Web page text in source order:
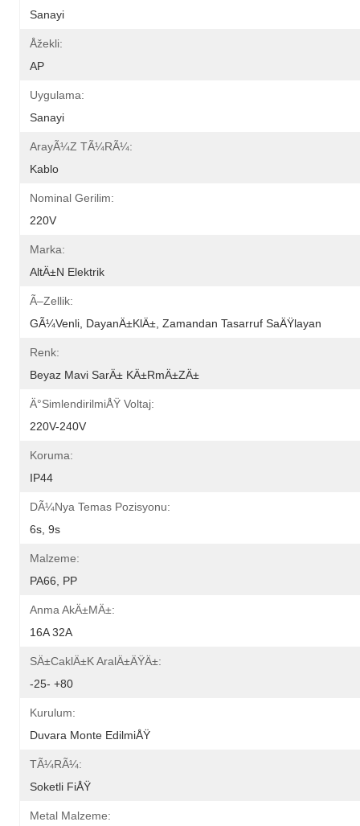
Sanayi
Åžekli:
AP
Uygulama:
Sanayi
ArayÃ¼z TÃ¼rÃ¼:
Kablo
Nominal Gerilim:
220V
Marka:
AltÄ±n Elektrik
Ã–Zellik:
GÃ¼venli, DayanÄ±klÄ±, Zamandan Tasarruf SaÄŸlayan
Renk:
Beyaz Mavi SarÄ± KÄ±rmÄ±zÄ±
Ä°simlendirilmiÅŸ Voltaj:
220V-240V
Koruma:
IP44
DÃ¼nya Temas Pozisyonu:
6s, 9s
Malzeme:
PA66, PP
Anma AkÄ±mÄ±:
16A 32A
SÄ±caklÄ±k AralÄ±ÄŸÄ±:
-25- +80
Kurulum:
Duvara Monte EdilmiÅŸ
TÃ¼rÃ¼:
Soketli FiÅŸ
Metal Malzeme: